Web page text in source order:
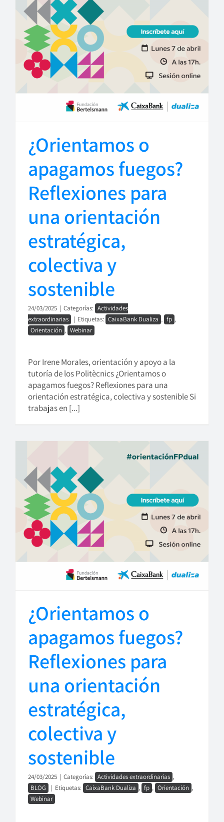
¿Orientamos o
apagamos fuegos?
Reflexiones para
una orientación
estratégica,
colectiva y
sostenible
24/03/2025 | Categorías: Actividades
extraordinarias
| Etiquetas: CaixaBank Dualiza , fp ,
Orientación , Webinar
Por Irene Morales, orientación y apoyo a la
tutoría de los Politècnics ¿Orientamos o
apagamos fuegos? Reflexiones para una
orientación estratégica, colectiva y sostenible Si
trabajas en [...]
¿Orientamos o
apagamos fuegos?
Reflexiones para
una orientación
estratégica,
colectiva y
sostenible
24/03/2025 | Categorías: Actividades extraordinarias ,
BLOG
| Etiquetas: CaixaBank Dualiza , fp , Orientación ,
Webinar